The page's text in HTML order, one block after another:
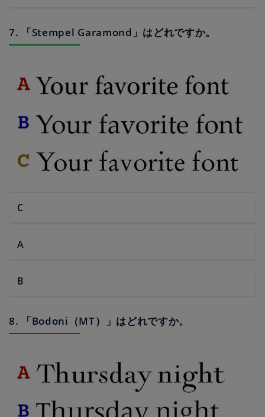
7. 「Stempel Garamond」はどれですか。
C
A
B
8. 「Bodoni（MT）」はどれですか。